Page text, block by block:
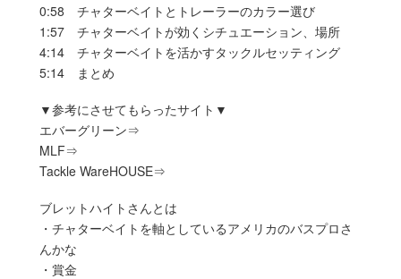
0:58 チャターベイトとトレーラーのカラー選び
1:57 チャターベイトが効くシチュエーション、場所
4:14 チャターベイトを活かすタックルセッティング
5:14 まとめ
▼参考にさせてもらったサイト▼
エバーグリーン⇒
MLF⇒
Tackle WareHOUSE⇒
ブレットハイトさんとは
・チャターベイトを軸としているアメリカのバスプロさ
んかな
・賞金